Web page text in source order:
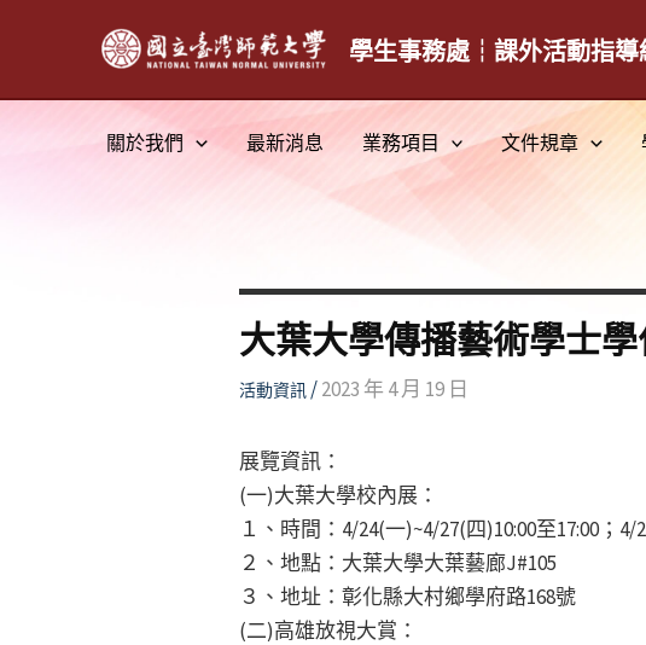
學生事務處┆課外活動指導
關於我們 最新消息 業務項目 文件規章
大葉大學傳播藝術學士
活動資訊/2023 年 4 月 19 日
展覽資訊：
(一)大葉大學校內展：
１、時間：4/24(一)~4/27(四)10:00至17:00；4/
２、地點：大葉大學大葉藝廊J#105
３、地址：彰化縣大村鄉學府路168號
(二)高雄放視大賞：